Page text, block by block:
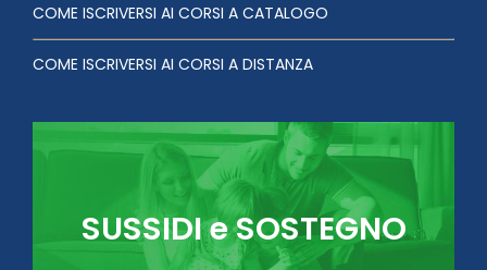
COME ISCRIVERSI AI CORSI A CATALOGO
COME ISCRIVERSI AI CORSI A DISTANZA
SUSSIDI e SOSTEGNO